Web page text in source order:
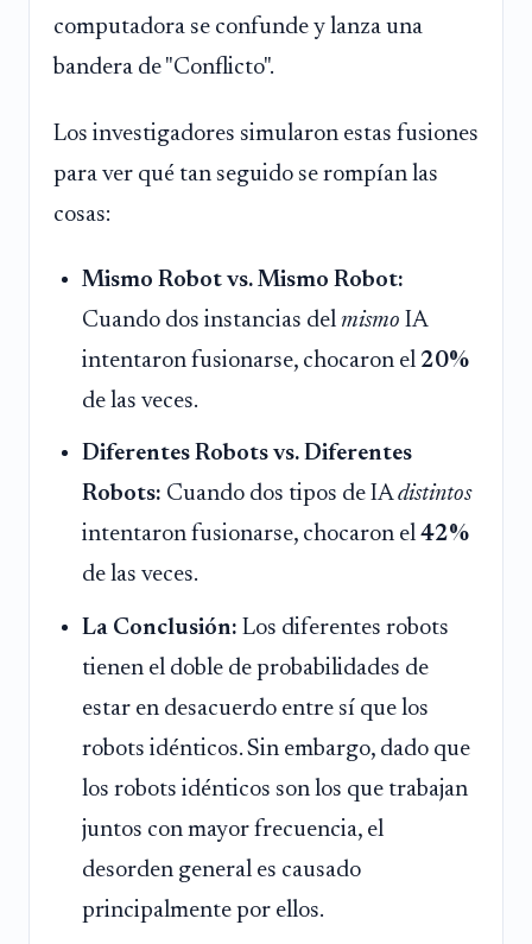
computadora se confunde y lanza una
bandera de "Conflicto".
Los investigadores simularon estas fusiones
para ver qué tan seguido se rompían las
cosas:
Mismo Robot vs. Mismo Robot:
Cuando dos instancias del mismo IA
intentaron fusionarse, chocaron el 20%
de las veces.
Diferentes Robots vs. Diferentes
Robots: Cuando dos tipos de IAdistintos
intentaron fusionarse, chocaron el 42%
de las veces.
La Conclusión: Los diferentes robots
tienen el doble de probabilidades de
estar en desacuerdo entre sí que los
robots idénticos. Sin embargo, dado que
los robots idénticos son los que trabajan
juntos con mayor frecuencia, el
desorden general es causado
principalmente por ellos.